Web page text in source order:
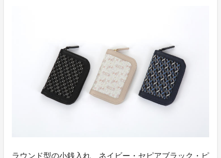
ラウンド型の小銭入れ ネイビー・セピアブラック・ピ